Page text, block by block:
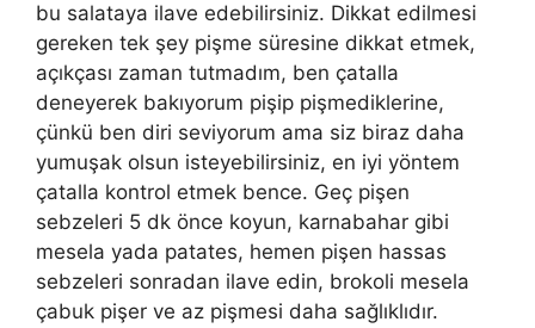
bu salataya ilave edebilirsiniz. Dikkat edilmesi
gereken tek şey pişme süresine dikkat etmek,
açıkçası zaman tutmadım, ben çatalla
deneyerek bakıyorum pişip pişmediklerine,
çünkü ben diri seviyorum ama siz biraz daha
yumuşak olsun isteyebilirsiniz, en iyi yöntem
çatalla kontrol etmek bence. Geç pişen
sebzeleri 5 dk önce koyun, karnabahar gibi
mesela yada patates, hemen pişen hassas
sebzeleri sonradan ilave edin, brokoli mesela
çabuk pişer ve az pişmesi daha sağlıklıdır.